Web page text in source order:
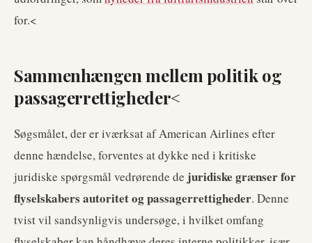
for.<
Sammenhængen mellem politik og
passagerrettigheder<
Søgsmålet, der er iværksat af American Airlines efter
denne hændelse, forventes at dykke ned i kritiske
juridiske spørgsmål vedrørende de juridiske grænser for
flyselskabers autoritet og passagerrettigheder. Denne
tvist vil sandsynligvis undersøge, i hvilket omfang